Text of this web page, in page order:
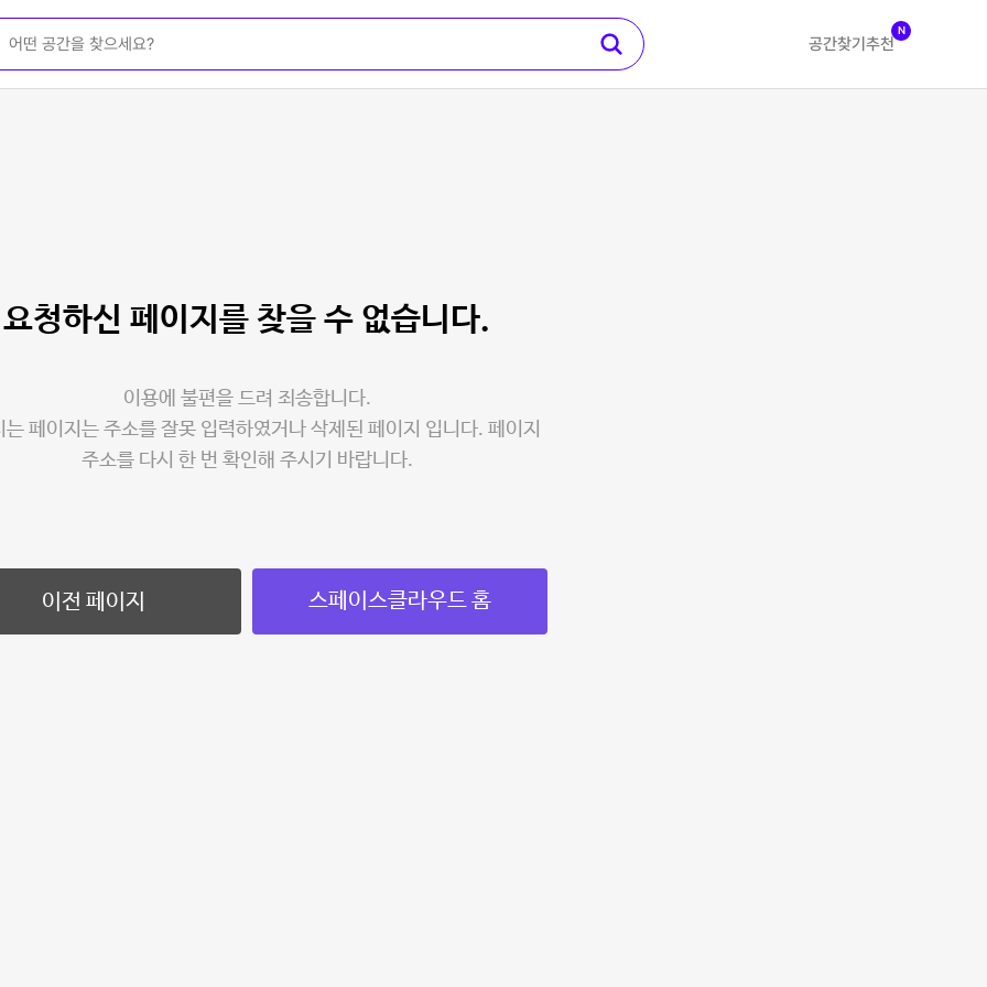
공간찾기 추천
N
요청하신 페이지를 찾을 수 없습니다.
이용에 불편을 드려 죄송합니다.
는 페이지는 주소를 잘못 입력하였거나 삭제된 페이지 입니다. 페이지
주소를 다시 한 번 확인해 주시기 바랍니다.
이전 페이지 스페이스클라우드 홈